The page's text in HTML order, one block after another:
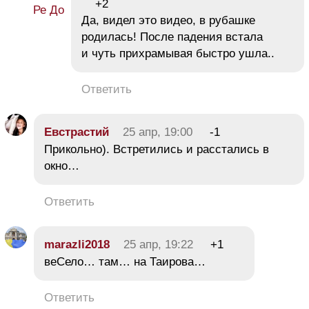
+2
Да, видел это видео, в рубашке
родилась! После падения встала
и чуть прихрамывая быстро ушла..
Ответить
Евстрастий 25 апр, 19:00
-1
Прикольно). Встретились и расстались в
окно…
Ответить
marazli2018 25 апр, 19:22
+1
веСело… там… на Таирова…
Ответить